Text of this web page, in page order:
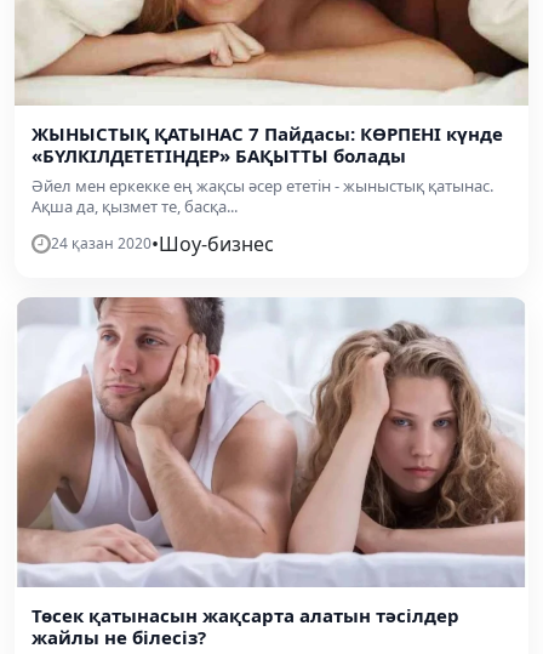
ЖЫНЫСТЫҚ ҚАТЫНАС 7 Пайдасы: КӨРПЕНІ күнде
«БҮЛКІЛДЕТЕТІНДЕР» БАҚЫТТЫ болады
Әйел мен еркекке ең жақсы әсер ететін - жыныстық қатынас.
Ақша да, қызмет те, басқа...
24 қазан 2020•Шоу-бизнес
Төсек қатынасын жақсарта алатын тәсілдер
жайлы не білесіз?